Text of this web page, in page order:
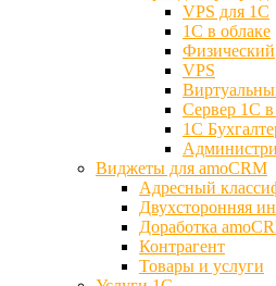
VPS для 1С
1С в облаке
Физический
VPS
Сервер 1С в
1С
Виджеты для amoCRM
Адресный
Двухсторонняя
Доработка
Контрагент
Товары и услуги